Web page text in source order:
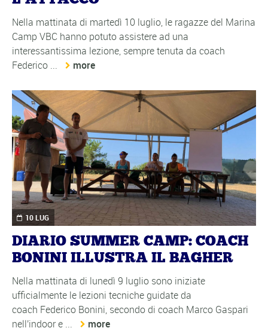
Nella mattinata di martedì 10 luglio, le ragazze del Marina
Camp VBC hanno potuto assistere ad una
interessantissima lezione, sempre tenuta da coach
Federico ...
more
10 LUG
DIARIO SUMMER CAMP: COACH
BONINI ILLUSTRA IL BAGHER
Nella mattinata di lunedì 9 luglio sono iniziate
ufficialmente le lezioni tecniche guidate da
coach Federico Bonini, secondo di coach Marco Gaspari
nell'indoor e ...
more